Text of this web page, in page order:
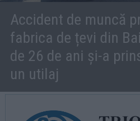
Accident de muncă
fabrica de țevi din
de 26 de ani și-a
un utilaj